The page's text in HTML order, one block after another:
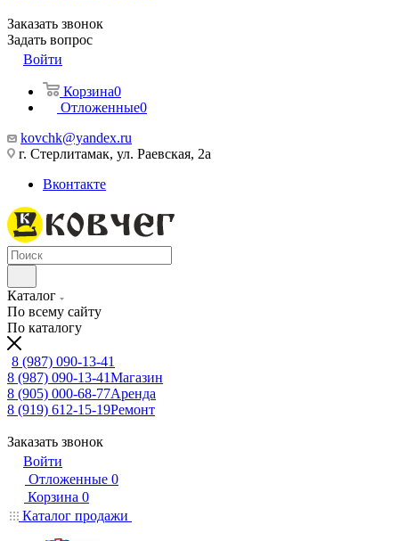
Заказать звонок
Задать вопрос
Войти
Корзина0
Отложенные0
kovchk@yandex.ru
г. Стерлитамак, ул. Раевская, 2а
Вконтакте
Каталог
По всему сайту
По каталогу
8 (987) 090-13-41
8 (987) 090-13-41Магазин
8 (905) 000-68-77Аренда
8 (919) 612-15-19Ремонт
Заказать звонок
Войти
Отложенные 0
Корзина 0
Каталог продажи